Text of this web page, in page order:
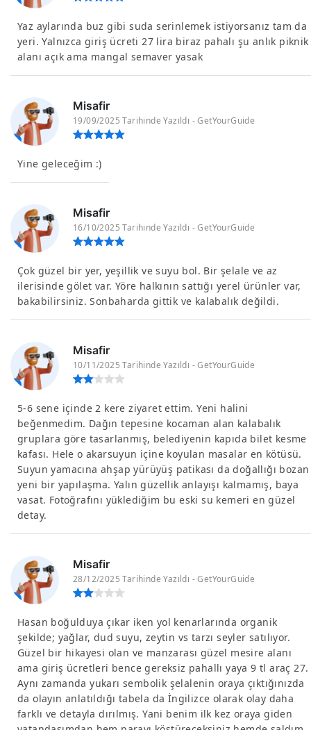
Yaz aylarında buz gibi suda serinlemek istiyorsanız tam da
yeri. Yalnızca giriş ücreti 27 lira biraz pahalı şu anlık piknik
alanı açık ama mangal semaver yasak
Misafir
19/09/2025 Tarihinde Yazıldı - GetYourGuide
Yine geleceğim :)
Misafir
16/10/2025 Tarihinde Yazıldı - GetYourGuide
Çok güzel bir yer, yeşillik ve suyu bol. Bir şelale ve az
ilerisinde gölet var. Yöre halkının sattığı yerel ürünler var,
bakabilirsiniz. Sonbaharda gittik ve kalabalık değildi.
Misafir
10/11/2025 Tarihinde Yazıldı - GetYourGuide
5-6 sene içinde 2 kere ziyaret ettim. Yeni halini
beğenmedim. Dağın tepesine kocaman alan kalabalık
gruplara göre tasarlanmış, belediyenin kapıda bilet kesme
kafası. Hele o akarsuyun içine koyulan masalar en kötüsü.
Suyun yamacına ahşap yürüyüş patikası da doğallığı bozan
yeni bir yapılaşma. Yalın güzellik anlayışı kalmamış, baya
vasat. Fotoğrafını yüklediğim bu eski su kemeri en güzel
detay.
Misafir
28/12/2025 Tarihinde Yazıldı - GetYourGuide
Hasan boğulduya çıkar iken yol kenarlarında organik
şekilde; yağlar, dud suyu, zeytin vs tarzı seyler satılıyor.
Güzel bir hikayesi olan ve manzarası güzel mesire alanı
ama giriş ücretleri bence gereksiz pahallı yaya 9 tl araç 27.
Aynı zamanda yukarı sembolik şelalenin oraya çıktığınızda
da olayın anlatıldığı tabela da İngilizce olarak olay daha
farklı ve detayla dırılmış. Yani benim ilk kez oraya giden